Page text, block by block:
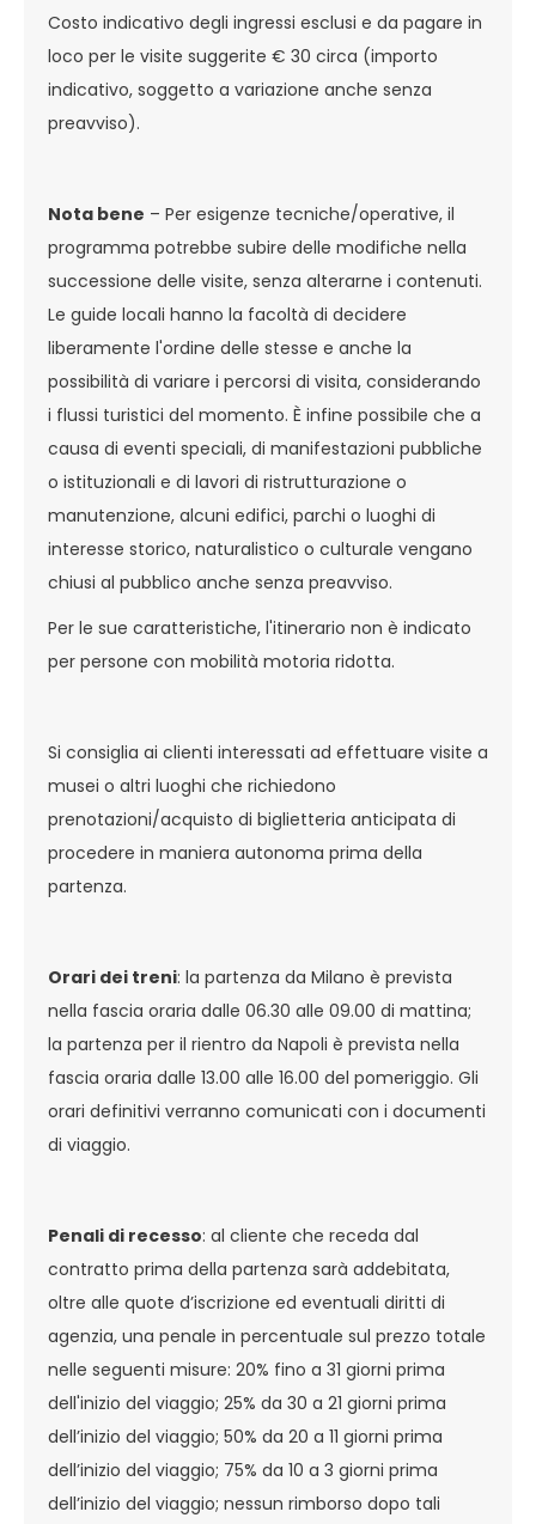
Costo indicativo degli ingressi esclusi e da pagare in
loco per le visite suggerite € 30 circa (importo
indicativo, soggetto a variazione anche senza
preavviso).
Nota bene – Per esigenze tecniche/operative, il
programma potrebbe subire delle modifiche nella
successione delle visite, senza alterarne i contenuti.
Le guide locali hanno la facoltà di decidere
liberamente l'ordine delle stesse e anche la
possibilità di variare i percorsi di visita, considerando
i flussi turistici del momento. È infine possibile che a
causa di eventi speciali, di manifestazioni pubbliche
o istituzionali e di lavori di ristrutturazione o
manutenzione, alcuni edifici, parchi o luoghi di
interesse storico, naturalistico o culturale vengano
chiusi al pubblico anche senza preavviso.
Per le sue caratteristiche, l'itinerario non è indicato
per persone con mobilità motoria ridotta.
Si consiglia ai clienti interessati ad effettuare visite a
musei o altri luoghi che richiedono
prenotazioni/acquisto di biglietteria anticipata di
procedere in maniera autonoma prima della
partenza.
Orari dei treni: la partenza da Milano è prevista
nella fascia oraria dalle 06.30 alle 09.00 di mattina;
la partenza per il rientro da Napoli è prevista nella
fascia oraria dalle 13.00 alle 16.00 del pomeriggio. Gli
orari definitivi verranno comunicati con i documenti
di viaggio.
Penali di recesso: al cliente che receda dal
contratto prima della partenza sarà addebitata,
oltre alle quote d’iscrizione ed eventuali diritti di
agenzia, una penale in percentuale sul prezzo totale
nelle seguenti misure: 20% fino a 31 giorni prima
dell'inizio del viaggio; 25% da 30 a 21 giorni prima
dell’inizio del viaggio; 50% da 20 a 11 giorni prima
dell’inizio del viaggio; 75% da 10 a 3 giorni prima
dell’inizio del viaggio; nessun rimborso dopo tali